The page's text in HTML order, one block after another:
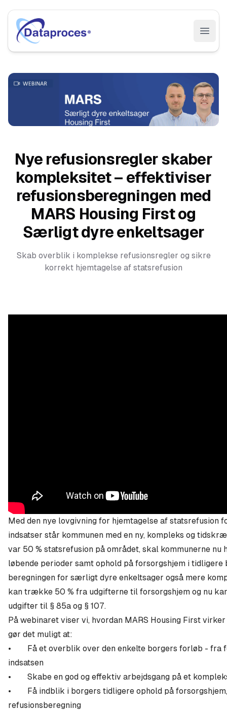
Open
Nye refusionsregler skaber
kompleksitet – effektiviser
refusionsberegningen med
MARS Housing First og
Særligt dyre enkeltsager
Skab overblik i komplekse refusionsregler og sikre
korrekt hjemtagelse af statsrefusion
Med den nye lovgivning for hjemtagelse af statsrefusion
indsatser står kommunen med en ny, kompleks og
var 50 % statsrefusion på området, skal kommunerne nu
løbende perioder samt ophold på forsorgshjem i
beregningen for særligt dyre enkeltsager også mere
kan trække 50 % fra udgifterne til forsorgshjem og nu
udgifter til § 85a og § 107.
På webinaret viser vi, hvordan MARS Housing First
gør det muligt at:
• Få et overblik over den enkelte borgers forløb - fra
indsatsen
• Skabe en god og effektiv arbejdsgang på et
• Få indblik i borgers tidligere ophold på
refusionsberegning